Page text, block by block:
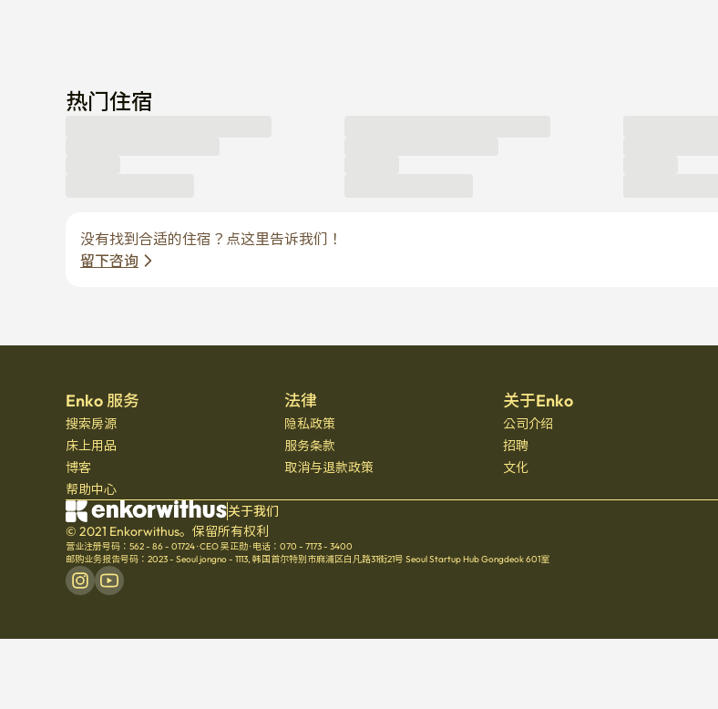
热门住宿
没有找到合适的住宿？点这里告诉我们！
留下咨询
Enko 服务
搜索房源
床上用品
博客
帮助中心
法律
隐私政策
服务条款
取消与退款政策
关于Enko
公司介绍
招聘
文化
关于我们
© 2021 Enkorwithus。保留所有权利
营业注册号码：562 - 86 - 01724·CEO 吴正勋· 电话：070 - 7173 - 3400
邮购业务报告号码：2023 - Seoul jongno - 1113, 韩国首尔特别市麻浦区白凡路31街21号 Seoul Startup Hub Gongdeok 601室